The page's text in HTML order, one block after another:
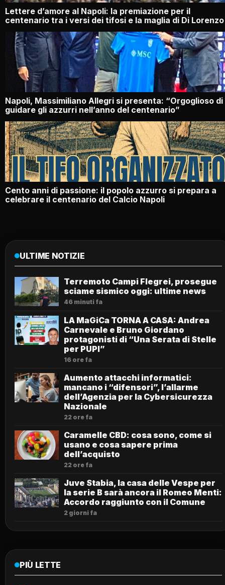
Lettere d’amore al Napoli: la premiazione per il
centenario tra i versi dei tifosi e la maglia di Di Lorenzo
Napoli, Massimiliano Allegri si presenta: “Orgoglioso di
guidare gli azzurri nell’anno del centenario”
Cento anni di passione: il popolo azzurro si prepara a
celebrare il centenario del Calcio Napoli
ULTIME NOTIZIE
Terremoto Campi Flegrei, prosegue
sciame sismico oggi: ultime news
46 minuti fa
LA MaGiCa TORNA A CASA: Andrea
Carnevale e Bruno Giordano
protagonisti di “Una Serata di Stelle
per PUPI”
16 ore fa
Aumento attacchi informatici:
mancano i “difensori”, l’allarme
dell’Agenzia per la Cybersicurezza
Nazionale
22 ore fa
Caramelle CBD: cosa sono, come si
usano e cosa sapere prima
dell’acquisto
22 ore fa
Juve Stabia, la casa delle Vespe per
la serie B sarà ancora il Romeo Menti:
Accordo raggiunto con il Comune
2 giorni fa
PIÙ LETTE